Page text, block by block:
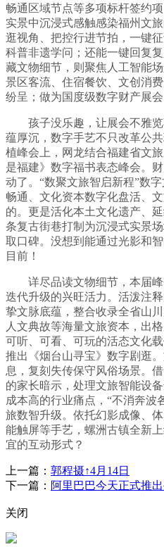
畅通区域节点等多项标杆签约
实景中沉浸式感触感染福州文
逛视角、把控行进节拍，一键
科普非遗学问；还能一键回复
藏文物细节，则聚焦人工智能
景区客流、住宿餐饮、文创消
纷呈；做为国度级数字财产展会
孩子没乐趣，让展会不雅览
蕴厚沉，数字手艺不只改革公
植峰会上，网龙结合福建省文
是福建》数字福书表态峰会。
动了。“数聚文旅智启新程”数
畅通、文化资本数字化盘活、
的。更是活化本土文化遗产、
条复古街巷打制为沉浸式实景
取口碑。没想到能通过光影和
目前！
详尽品读文物细节，本届峰
迭代升级的兴旺活力。活泼注
挚文脉底蕴，整合收录全省山
人文典故等海量文旅资本，出
可听、可看、可玩的活态文化
推出《烟台山寻宝》数字剧逛
息，复刻失传保守风俗场景。
的家长暗示，处理文旅智能设
成本高的行业痛点，“不消奔波
旅数智升级。依托幻影成像、
能触屏等手艺，螺洲古镇全新
宜的互动形式？
上一篇： 郭程摄↑4月14日
下一篇： 阿里巴巴今天正式推
关闭